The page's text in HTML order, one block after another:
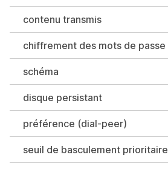
contenu transmis
chiffrement des mots de passe
schéma
disque persistant
préférence (dial-peer)
seuil de basculement prioritaire